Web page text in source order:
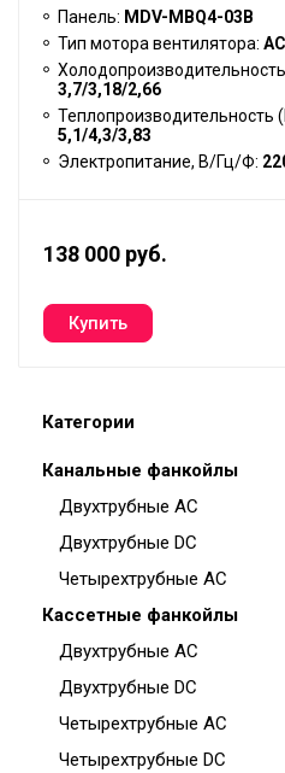
Категории
Канальные фанкойлы
Двухтрубные AC
Двухтрубные DC
Четырехтрубные AC
Кассетные фанкойлы
Двухтрубные AC
Двухтрубные DC
Четырехтрубные AC
Четырехтрубные DC
Панель: MDV-MBQ4-03B
Тип мотора вентилятора: АС
3,7/3,18/2,66
Теплопроизводительность
5,1/4,3/3,83
Электропитание, В/Гц/Ф:
138 000 руб.